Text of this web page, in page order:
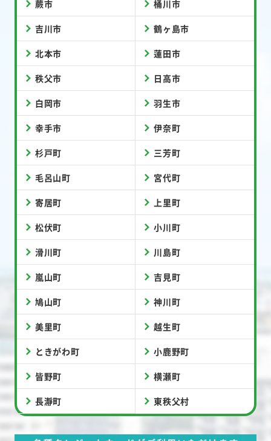
蕨市 桶川市
吉川市 鶴ヶ島市
北本市 蓮田市
秩父市 日高市
白岡市 羽生市
幸手市 伊奈町
杉戸町 三芳町
毛呂山町 宮代町
寄居町 上里町
松伏町 小川町
滑川町 川島町
嵐山町 吉見町
鳩山町 神川町
美里町 越生町
ときがわ町 小鹿野町
皆野町 横瀬町
長瀞町 東秩父村